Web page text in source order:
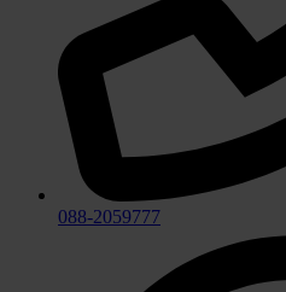
088-2059777